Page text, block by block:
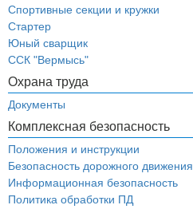
Спортивные секции и кружки
Стартер
Юный сварщик
ССК "Вермысь"
Охрана труда
Документы
Комплексная безопасность
Положения и инструкции
Безопасность дорожного движения
Информационная безопасность
Политика обработки ПД